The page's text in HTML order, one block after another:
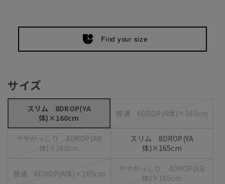
Find your size
サイズ
スリム 8DROP(YA
体)×160cm
普通 6DROP(A体)×160cm
ややがっしり 4DROP(AB
体)×160cm
スリム 8DROP(YA
体)×165cm
普通 6DROP(A体)×165cm
ややがっしり 4DROP(AB
体)×165cm